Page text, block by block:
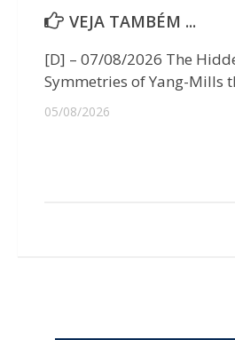
VEJA TAMBÉM ...
[D] – 07/08/2026 The
Symmetries of Yang-Mills
05/08/2026